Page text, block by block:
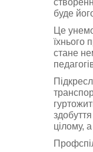
буде
Це
їхнього
стане
цілому,